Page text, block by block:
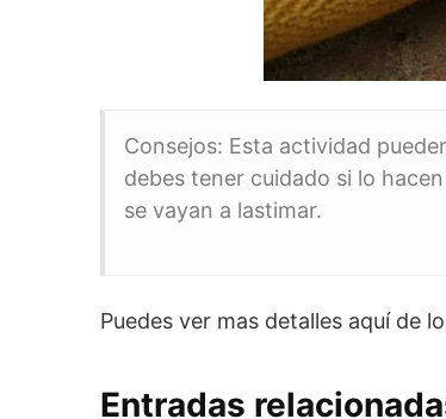
Consejos: Esta actividad
debes tener cuidado si lo
se vayan a lastimar.
Puedes ver mas detalles aquí de
Entradas